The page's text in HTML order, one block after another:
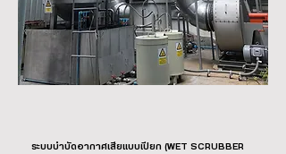
ระบบบำบัดอากาศเสียแบบเปียก (WET SCRUBBER